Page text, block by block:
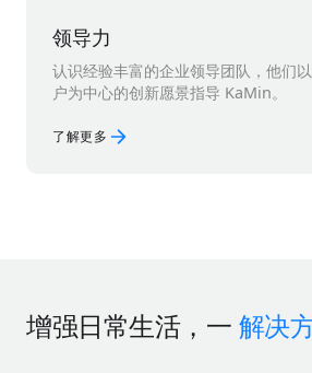
领导力
认识经验丰富的企业领导团队，他们
户为中心的创新愿景指导 KaMin。
了解更多
增强日常生活，一 解决